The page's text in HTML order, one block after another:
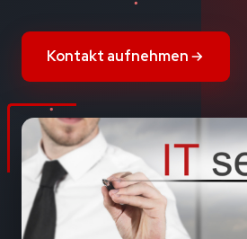
Kontakt aufnehmen